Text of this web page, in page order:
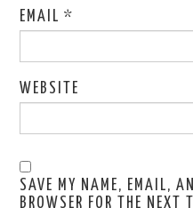
EMAIL*
WEBSITE
SAVE MY NAME, EMAIL,
BROWSER FOR THE NEXT